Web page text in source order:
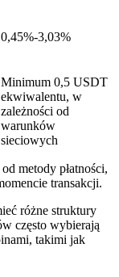
0,45%-3,03%
Minimum 0,5 USDT
ekwiwalentu, w
zależności od
warunków
sieciowych
metody płatności,
transakcji.
różne struktury
często wybierają
takimi jak